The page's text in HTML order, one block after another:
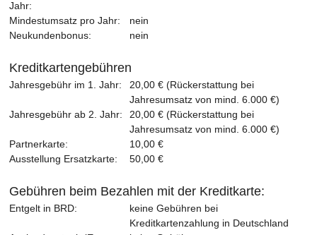
Jahr:
Mindestumsatz pro Jahr:
nein
Neukundenbonus:
nein
Kreditkartengebühren
Jahresgebühr im 1. Jahr:
20,00 € (Rückerstattung bei
Jahresumsatz von mind. 6.000 €)
Jahresgebühr ab 2. Jahr:
20,00 € (Rückerstattung bei
Jahresumsatz von mind. 6.000 €)
Partnerkarte:
10,00 €
Ausstellung Ersatzkarte:
50,00 €
Gebühren beim Bezahlen mit der Kreditkarte:
Entgelt in BRD:
keine Gebühren bei
Kreditkartenzahlung in Deutschland